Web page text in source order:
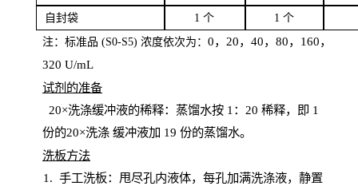
自封袋 1 个 1 个
注：标准品 (S0-S5) 浓度依次为： 0，20，40，80，160，
320 U/mL
试剂的准备
20×洗涤缓冲液的稀释：蒸馏水按 1：20 稀释，即 1
份的20×洗涤 缓冲液加 19 份的蒸馏水。
洗板方法
1. 手工洗板：甩尽孔内液体，每孔加满洗涤液，静置